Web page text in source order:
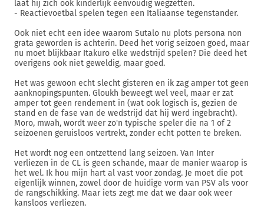
laat hij zich ook kinderlijk eenvoudig wegzetten.
- Reactievoetbal spelen tegen een Italiaanse tegenstander.
Ook niet echt een idee waarom Sutalo nu plots persona non
grata geworden is achterin. Deed het vorig seizoen goed, maar
nu moet blijkbaar Itakuro elke wedstrijd spelen? Die deed het
overigens ook niet geweldig, maar goed.
Het was gewoon echt slecht gisteren en ik zag amper tot geen
aanknopingspunten. Gloukh beweegt wel veel, maar er zat
amper tot geen rendement in (wat ook logisch is, gezien de
stand en de fase van de wedstrijd dat hij werd ingebracht).
Moro, mwah, wordt weer zo'n typische speler die na 1 of 2
seizoenen geruisloos vertrekt, zonder echt potten te breken.
Het wordt nog een ontzettend lang seizoen. Van Inter
verliezen in de CL is geen schande, maar de manier waarop is
het wel. Ik hou mijn hart al vast voor zondag. Je moet die pot
eigenlijk winnen, zowel door de huidige vorm van PSV als voor
de rangschikking. Maar iets zegt me dat we daar ook weer
kansloos verliezen.